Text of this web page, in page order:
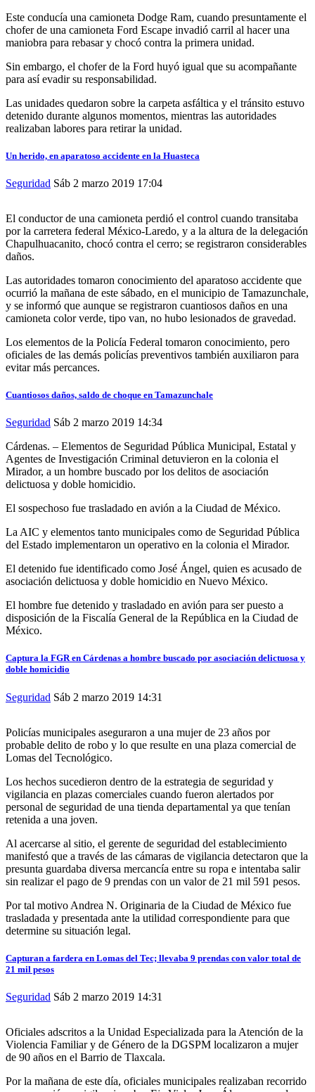
Este conducía una camioneta Dodge Ram, cuando presuntamente el
chofer de una camioneta Ford Escape invadió carril al hacer una
maniobra para rebasar y chocó contra la primera unidad.
Sin embargo, el chofer de la Ford huyó igual que su acompañante
para así evadir su responsabilidad.
Las unidades quedaron sobre la carpeta asfáltica y el tránsito estuvo
detenido durante algunos momentos, mientras las autoridades
realizaban labores para retirar la unidad.
Un herido, en aparatoso accidente en la Huasteca
Seguridad Sáb 2 marzo 2019 17:04
El conductor de una camioneta perdió el control cuando transitaba
por la carretera federal México-Laredo, y a la altura de la delegación
Chapulhuacanito, chocó contra el cerro; se registraron considerables
daños.
Las autoridades tomaron conocimiento del aparatoso accidente que
ocurrió la mañana de este sábado, en el municipio de Tamazunchale,
y se informó que aunque se registraron cuantiosos daños en una
camioneta color verde, tipo van, no hubo lesionados de gravedad.
Los elementos de la Policía Federal tomaron conocimiento, pero
oficiales de las demás policías preventivos también auxiliaron para
evitar más percances.
Cuantiosos daños, saldo de choque en Tamazunchale
Seguridad Sáb 2 marzo 2019 14:34
Cárdenas. – Elementos de Seguridad Pública Municipal, Estatal y
Agentes de Investigación Criminal detuvieron en la colonia el
Mirador, a un hombre buscado por los delitos de asociación
delictuosa y doble homicidio.
El sospechoso fue trasladado en avión a la Ciudad de México.
La AIC y elementos tanto municipales como de Seguridad Pública
del Estado implementaron un operativo en la colonia el Mirador.
El detenido fue identificado como José Ángel, quien es acusado de
asociación delictuosa y doble homicidio en Nuevo México.
El hombre fue detenido y trasladado en avión para ser puesto a
disposición de la Fiscalía General de la República en la Ciudad de
México.
Captura la FGR en Cárdenas a hombre buscado por asociación delictuosa y
doble homicidio
Seguridad Sáb 2 marzo 2019 14:31
Policías municipales aseguraron a una mujer de 23 años por
probable delito de robo y lo que resulte en una plaza comercial de
Lomas del Tecnológico.
Los hechos sucedieron dentro de la estrategia de seguridad y
vigilancia en plazas comerciales cuando fueron alertados por
personal de seguridad de una tienda departamental ya que tenían
retenida a una joven.
Al acercarse al sitio, el gerente de seguridad del establecimiento
manifestó que a través de las cámaras de vigilancia detectaron que la
presunta guardaba diversa mercancía entre su ropa e intentaba salir
sin realizar el pago de 9 prendas con un valor de 21 mil 591 pesos.
Por tal motivo Andrea N. Originaria de la Ciudad de México fue
trasladada y presentada ante la utilidad correspondiente para que
determine su situación legal.
Capturan a fardera en Lomas del Tec; llevaba 9 prendas con valor total de
21 mil pesos
Seguridad Sáb 2 marzo 2019 14:31
Oficiales adscritos a la Unidad Especializada para la Atención de la
Violencia Familiar y de Género de la DGSPM localizaron a mujer
de 90 años en el Barrio de Tlaxcala.
Por la mañana de este día, oficiales municipales realizaban recorrido